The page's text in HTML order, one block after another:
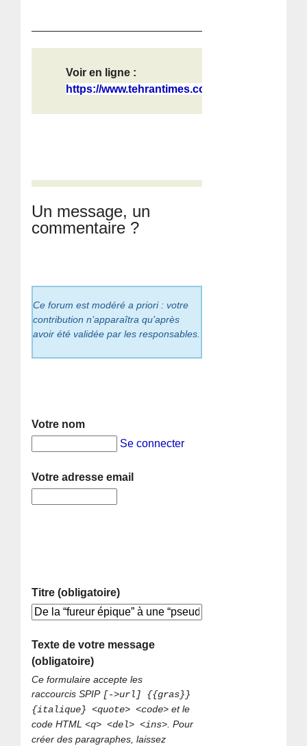
Voir en ligne :
https://www.tehrantimes.com/news/52...
Un message, un
commentaire ?
Ce forum est modéré a priori : votre
contribution n’apparaîtra qu’après
avoir été validée par les responsables.
Votre nom
Se connecter
Votre adresse email
Titre (obligatoire)
Texte de votre message
(obligatoire)
Ce formulaire accepte les
raccourcis SPIP [->url] {{gras}}
{italique} <quote> <code> et le
code HTML<q> <del> <ins>. Pour
créer des paragraphes, laissez